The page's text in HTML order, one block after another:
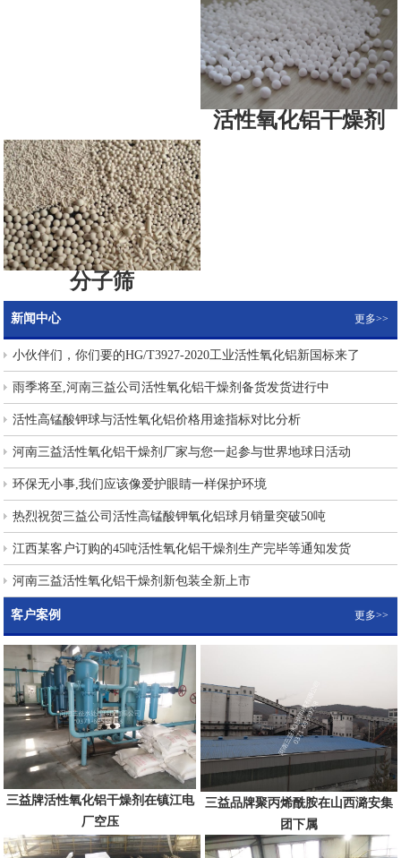
活性氧化铝干燥剂
分子筛
新闻中心 更多>>
小伙伴们，你们要的HG/T3927-2020工业活性氧化铝新国标来了
雨季将至,河南三益公司活性氧化铝干燥剂备货发货进行中
活性高锰酸钾球与活性氧化铝价格用途指标对比分析
河南三益活性氧化铝干燥剂厂家与您一起参与世界地球日活动
环保无小事,我们应该像爱护眼睛一样保护环境
热烈祝贺三益公司活性高锰酸钾氧化铝球月销量突破50吨
江西某客户订购的45吨活性氧化铝干燥剂生产完毕等通知发货
河南三益活性氧化铝干燥剂新包装全新上市
客户案例 更多>>
三益牌活性氧化铝干燥剂在镇江电
厂空压
三益品牌聚丙烯酰胺在山西潞安集
团下属